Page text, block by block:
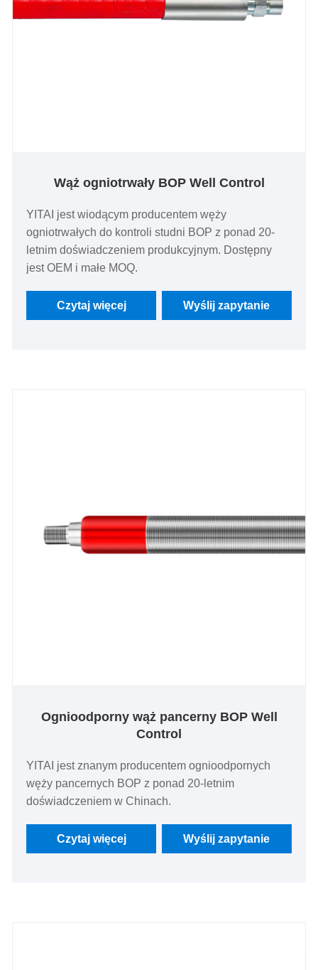
Wąż ogniotrwały BOP Well Control
YITAI jest wiodącym producentem węży
ogniotrwałych do kontroli studni BOP z ponad 20-
letnim doświadczeniem produkcyjnym. Dostępny
jest OEM i małe MOQ.
Czytaj więcej Wyślij zapytanie
Ognioodporny wąż pancerny BOP Well
Control
YITAI jest znanym producentem ognioodpornych
węży pancernych BOP z ponad 20-letnim
doświadczeniem w Chinach.
Czytaj więcej Wyślij zapytanie